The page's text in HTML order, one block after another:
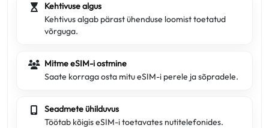
Kehtivuse algus
Kehtivus algab pärast ühenduse loomist toetatud
võrguga.
Mitme eSIM-i ostmine
Saate korraga osta mitu eSIM-i perele ja sõpradele.
Seadmete ühilduvus
Töötab kõigis eSIM-i toetavates nutitelefonides.